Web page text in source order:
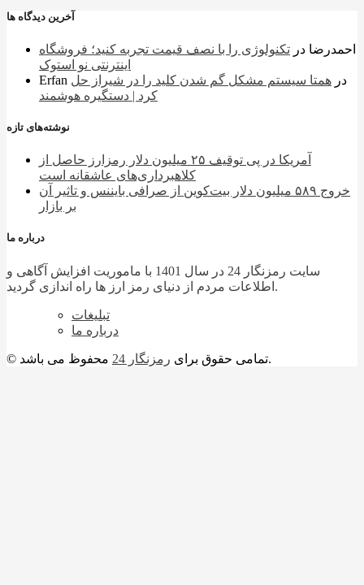
آخرین دیدگاه ها
احمدرضا در تکنولوژی را با نصف قیمت تجربه کنید؛ فروشگاه
اینترنتی نو استوک
Erfan
در همتا سیستم مشکل گم شدن کلید را در شیراز حل
کرد | دستگیره هوشمند
نوشته‌های تازه
آمریکا در پی توقیف ۲۵ میلیون دلار رمزارز حاصل از
کلاهبرداری‌های عاشقانه است
خروج ۵۸۹ میلیون دلار بیت‌کوین از صرافی بایننس و تاثیر آن
بر بازار
درباره ما
سایت رمزنگار 24 در سال 1401 با ماموریت افزایش آگاهی و
اطلاعات مردم از دنیای رمز ارز ها راه اندازی گردید.
تبلیغات
درباره ما
© تمامی حقوق برای رمزنگار 24 محفوظ می باشد.